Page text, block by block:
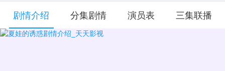
剧情介绍 分集剧情 演员表 三集联播